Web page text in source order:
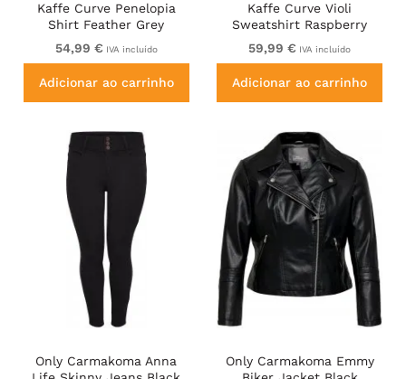
Kaffe Curve Penelopia
Shirt Feather Grey
54,99 € IVA incluído
Adicionar ao carrinho
Kaffe Curve Violi
Sweatshirt Raspberry
Pink
59,99 € IVA incluído
Adicionar ao carrinho
Only Carmakoma Anna
Only Carmakoma Emmy